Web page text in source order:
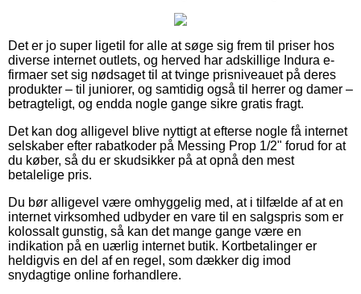
Det er jo super ligetil for alle at søge sig frem til priser hos
diverse internet outlets, og herved har adskillige Indura e-
firmaer set sig nødsaget til at tvinge prisniveauet på deres
produkter – til juniorer, og samtidig også til herrer og damer –
betragteligt, og endda nogle gange sikre gratis fragt.
Det kan dog alligevel blive nyttigt at efterse nogle få internet
selskaber efter rabatkoder på Messing Prop 1/2" forud for at
du køber, så du er skudsikker på at opnå den mest
betalelige pris.
Du bør alligevel være omhyggelig med, at i tilfælde af at en
internet virksomhed udbyder en vare til en salgspris som er
kolossalt gunstig, så kan det mange gange være en
indikation på en uærlig internet butik. Kortbetalinger er
heldigvis en del af en regel, som dækker dig imod
snydagtige online forhandlere.